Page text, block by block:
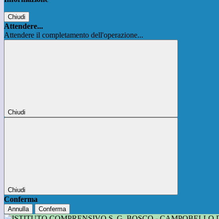
Chiudi
Attendere...
Attendere il completamento dell'operazione...
Chiudi
Chiudi
Conferma
Annulla Conferma